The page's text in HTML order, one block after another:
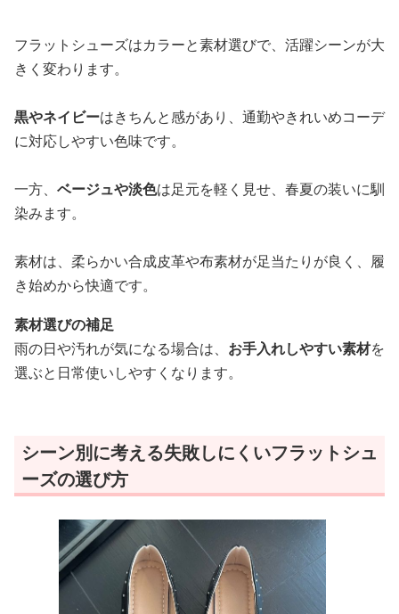
フラットシューズはカラーと素材選びで、活躍シーンが大
きく変わります。
黒やネイビーはきちんと感があり、通勤やきれいめコーデ
に対応しやすい色味です。
一方、 ベージュや淡色は足元を軽く見せ、春夏の装いに馴
染みます。
素材は、柔らかい合成皮革や布素材が足当たりが良く、履
き始めから快適です。
素材選びの補足
雨の日や汚れが気になる場合は、 お手入れしやすい素材を
選ぶと日常使いしやすくなります。
シーン別に考える失敗しにくいフラットシュ
ーズの選び方